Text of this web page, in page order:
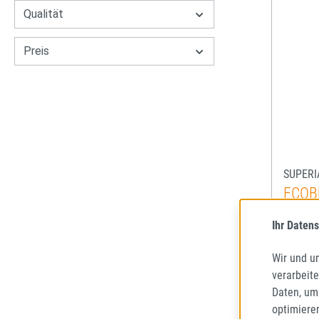
Qualität
Preis
68
Ihr
Wir und
Daten,